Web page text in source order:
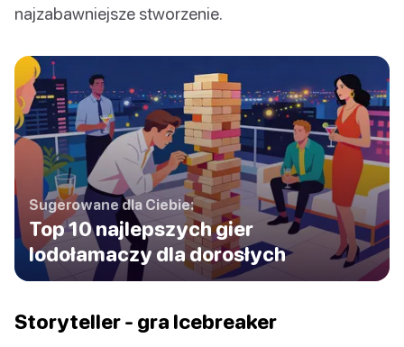
najzabawniejsze stworzenie.
Sugerowane dla Ciebie:
Top 10 najlepszych gier
lodołamaczy dla dorosłych
Storyteller - gra Icebreaker